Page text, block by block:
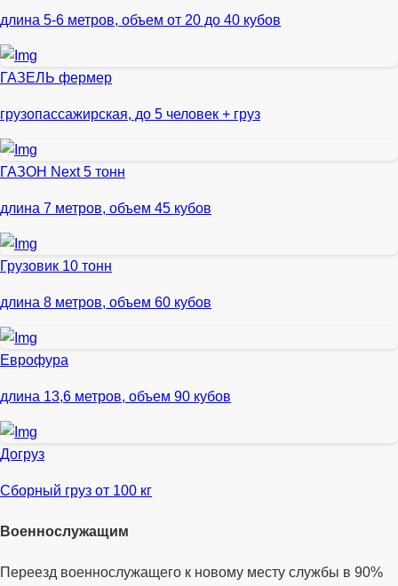
длина 5-6 метров, объем от 20 до 40 кубов
ГАЗЕЛЬ фермер
грузопассажирская, до 5 человек + груз
ГАЗОН Next 5 тонн
длина 7 метров, объем 45 кубов
Грузовик 10 тонн
длина 8 метров, объем 60 кубов
Еврофура
длина 13,6 метров, объем 90 кубов
Догруз
Сборный груз от 100 кг
Военнослужащим
Переезд военнослужащего к новому месту службы в 90%